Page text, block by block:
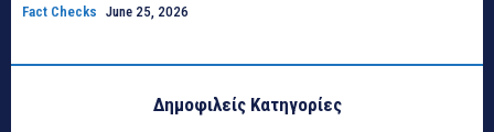
Fact Checks June 25, 2026
Δημοφιλείς Κατηγορίες